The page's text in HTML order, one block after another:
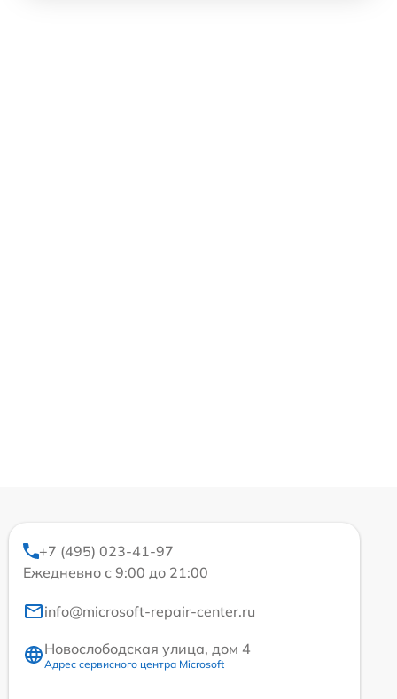
+7 (495) 023-41-97
Ежедневно с 9:00 до 21:00
info@microsoft-repair-center.ru
Новослободская улица, дом 4
Адрес сервисного центра Microsoft